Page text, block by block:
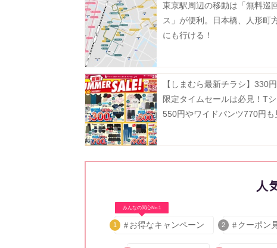
東京駅周辺の移動は「無料巡
ス」が便利。日本橋、人形町
にも行ける！
【しまむら最新チラシ】330
限定タイムセールは必見！T
550円やワイドパンツ770円も
人
みんなの関心No.1
1 お得なキャンペーン 2 クーポン